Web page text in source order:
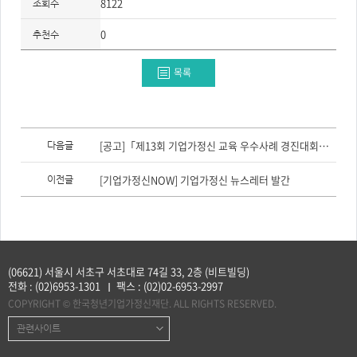
조회수
추천수 0
목록
이
다
다음글 [공고]「제13회 기업가정신 교육 우수사례 경진대회」 참가자 모집(~8/14)
이전글 [기업가정신NOW] 기업가정신 뉴스레터 발간
(06621) 서울시 서초구 서초대로 74길 33, 2층 (비트빌딩)
전화 : (02)6953-1301 팩스 : (02)02-6953-2997
COPYRIGHT © 한국청년기업가정신재단. ALL RIGHTS RESERVED.